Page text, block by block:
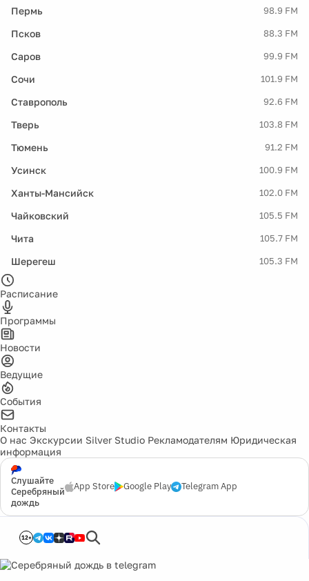
Пермь 98.9 FM
Псков 88.3 FM
Саров 99.9 FM
Сочи 101.9 FM
Ставрополь 92.6 FM
Тверь 103.8 FM
Тюмень 91.2 FM
Усинск 100.9 FM
Ханты-Мансийск 102.0 FM
Чайковский 105.5 FM
Чита 105.7 FM
Шерегеш 105.3 FM
Расписание
Программы
Новости
Ведущие
События
Контакты
О нас Экскурсии Silver Studio Рекламодателям Юридическая
информация
Слушайте
Серебряный
дождь
App Store Google Play Telegram App
12+